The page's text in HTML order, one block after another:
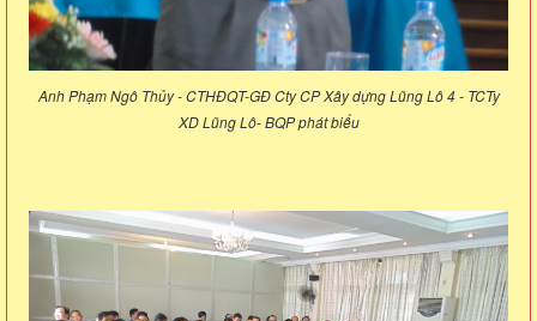
Anh Phạm Ngô Thủy - CTHĐQT-GĐ Cty CP Xây dựng Lũng Lô 4 - TCTy
XD Lũng Lô- BQP phát biểu